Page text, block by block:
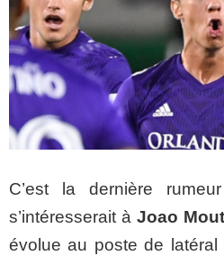
C’est la dernière
s’intéresserait à Joao
évolue au poste de